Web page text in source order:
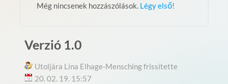
Még nincsenek hozzászólások. Légy első!
Verzió 1.0
Utoljára Lina Elhage-Mensching frissítette
20. 02. 19. 15:57